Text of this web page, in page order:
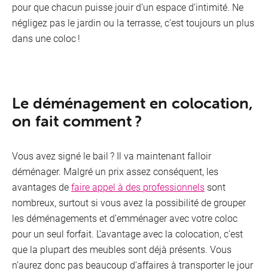
pour que chacun puisse jouir d’un espace d’intimité. Ne
négligez pas le jardin ou la terrasse, c’est toujours un plus
dans une coloc !
Le déménagement en colocation,
on fait comment ?
Vous avez signé le bail ? Il va maintenant falloir
déménager. Malgré un prix assez conséquent, les
avantages defaire appel à des professionnels sont
nombreux, surtout si vous avez la possibilité de grouper
les déménagements et d’emménager avec votre coloc
pour un seul forfait. L’avantage avec la colocation, c’est
que la plupart des meubles sont déjà présents. Vous
n’aurez donc pas beaucoup d’affaires à transporter le jour